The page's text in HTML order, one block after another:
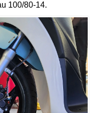
100/80-14.